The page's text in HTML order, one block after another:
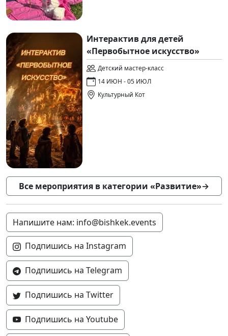
Интерактив для детей
«Первобытное искусство»
Детский мастер-класс
14 ИЮН - 05 ИЮЛ
Культурный Кот
Все мероприятия в категории «Развитие»→
Напишите нам: info@bishkek.events
Подпишись на Instagram
Подпишись на Telegram
Подпишись на Twitter
Подпишись на Youtube